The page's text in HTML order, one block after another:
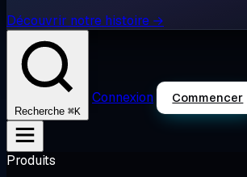
Découvrir notre histoire →
Recherche ⌘K
Connexion Commencer
Produits